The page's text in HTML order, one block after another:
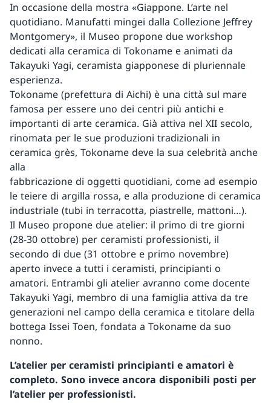
In occasione della mostra «Giappone. L’arte nel
quotidiano. Manufatti mingei dalla Collezione Jeffrey
Montgomery», il Museo propone due workshop
dedicati alla ceramica di Tokoname e animati da
Takayuki Yagi, ceramista giapponese di pluriennale
esperienza.
Tokoname (prefettura di Aichi) è una città sul mare
famosa per essere uno dei centri più antichi e
importanti di arte ceramica. Già attiva nel XII secolo,
rinomata per le sue produzioni tradizionali in
ceramica grès, Tokoname deve la sua celebrità anche
alla
fabbricazione di oggetti quotidiani, come ad esempio
le teiere di argilla rossa, e alla produzione di ceramica
industriale (tubi in terracotta, piastrelle, mattoni…).
Il Museo propone due atelier: il primo di tre giorni
(28-30 ottobre) per ceramisti professionisti, il
secondo di due (31 ottobre e primo novembre)
aperto invece a tutti i ceramisti, principianti o
amatori. Entrambi gli atelier avranno come docente
Takayuki Yagi, membro di una famiglia attiva da tre
generazioni nel campo della ceramica e titolare della
bottega Issei Toen, fondata a Tokoname da suo
nonno.
L’atelier per ceramisti principianti e amatori è
completo. Sono invece ancora disponibili posti per
l’atelier per professionisti.